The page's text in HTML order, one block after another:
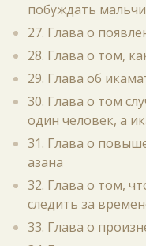
побуждать
27. Глава о
28. Глава о том,
29. Глава об
30. Глава о том
один человек, а
31. Глава о
азана
32. Глава о том,
следить за
33. Глава о